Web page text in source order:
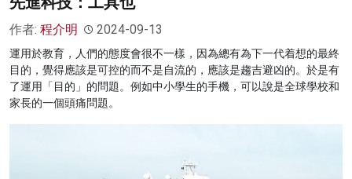
作者: 程介明 2024-09-13
運用於教育，人們的態度會很不一樣，因為總有為下一代着想的最終
目的，覺得應該是可控的而不是自流的，應該是趨吉避凶的。於是有
了運用「目的」的問題。例如中小學生的手機，可以說是全球學校和
家長的一個頭痛問題。